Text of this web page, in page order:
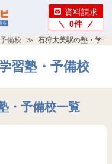
資料請求
0件
備校 石狩太美駅の塾・学習
習塾・予備校
・予備校一覧